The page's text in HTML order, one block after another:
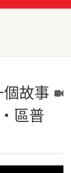
個故事
區普